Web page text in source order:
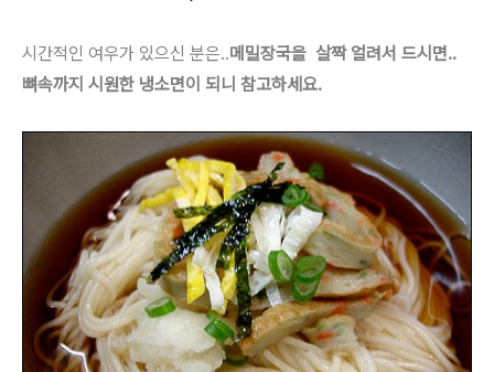
시간적인 여우가 있으신 분은..메밀장국을 살짝 얼려서 드시면..
뼈속까지 시원한 냉소면이 되니 참고하세요.